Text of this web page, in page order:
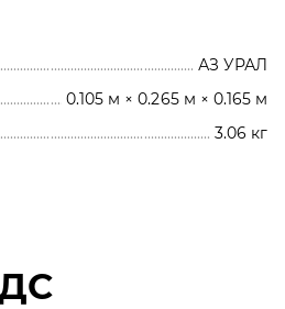
АЗ УРАЛ
0.105 м × 0.265 м × 0.165 м
3.06 кг